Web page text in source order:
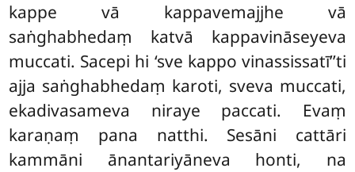
kappe vā kappavemajjhe vā
saṅghabhedaṃ katvā kappavināseyeva
muccati. Sacepi hi ‘sve kappo vinassissatī’’ti
ajja saṅghabhedaṃ karoti, sveva muccati,
ekadivasameva niraye paccati. Evaṃ
karaṇaṃ pana natthi. Sesāni cattāri
kammāni ānantariyāneva honti, na